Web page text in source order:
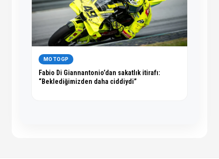
MOTOGP
Fabio Di Giannantonio’dan sakatlık itirafı:
“Beklediğimizden daha ciddiydi”